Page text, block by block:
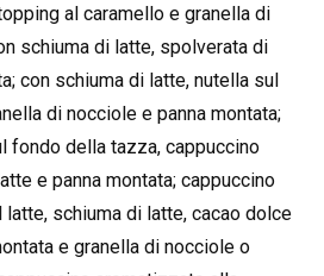
al caramello e granella di
schiuma di latte, spolverata di
con schiuma di latte, nutella sul
di nocciole e panna montata;
fondo della tazza, cappuccino
e panna montata; cappuccino
schiuma di latte, cacao dolce
e granella di nocciole o